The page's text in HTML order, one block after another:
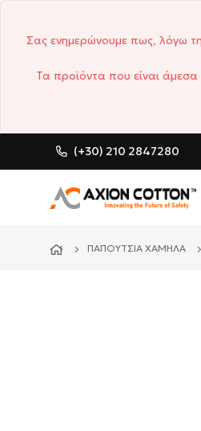
Σας ενημερώνουμε πως, λόγω
Τα προϊόντα που είναι
(+30) 210 2847280
ΠΑΠΟΎΤΣΙΑ ΧΑΜΗΛΆ